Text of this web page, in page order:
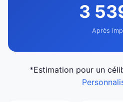
3
Après
*Estimation pour un